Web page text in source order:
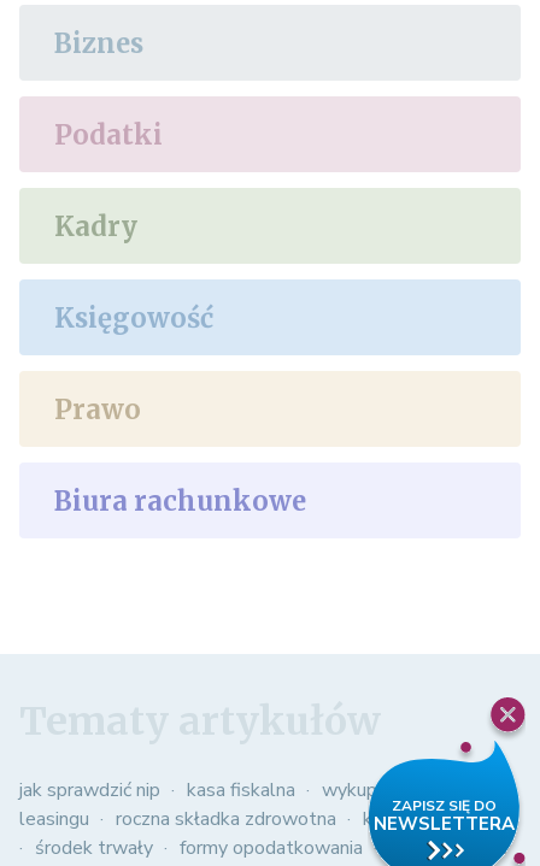
Biznes
Podatki
Kadry
Księgowość
Prawo
Biura rachunkowe
jak sprawdzić nip kasa fiskalna
wykup samochodu z
leasingu
roczna składka zdrowotna
kasowy pit
środek trwały
formy opodatkowania
obowiązkowe